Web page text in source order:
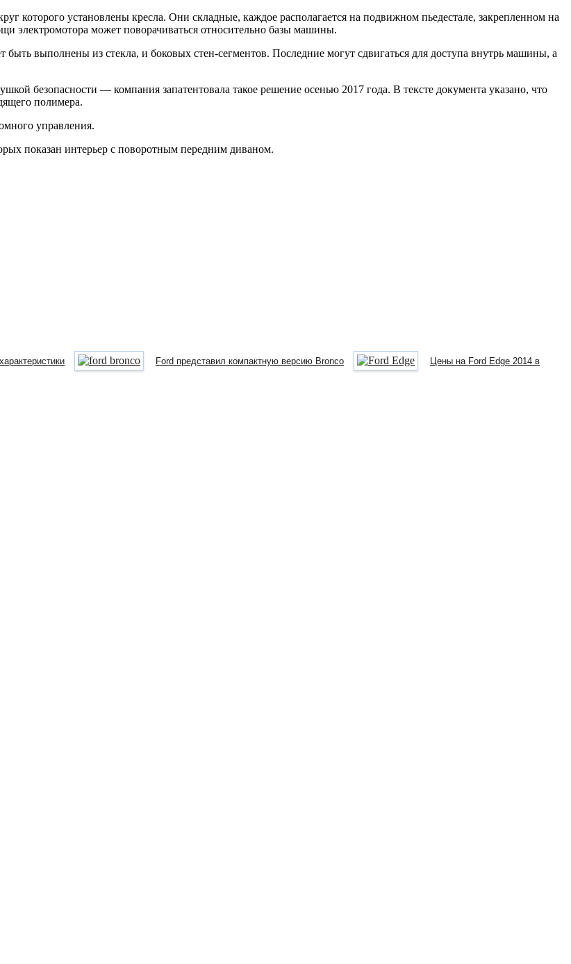
которого установлены кресла. Они складные, каждое располагается на подвижном пьедестале, закрепленном на
электромотора может поворачиваться относительно базы машины.
выполнены из стекла, и боковых стен-сегментов. Последние могут сдвигаться для доступа внутрь машины, а
безопасности — компания запатентовала такое решение осенью 2017 года. В тексте документа указано, что
полимера.
управления.
показан интерьер с поворотным передним диваном.
Ford представил компактную версию Bronco Цены на Ford Edge 2014 в